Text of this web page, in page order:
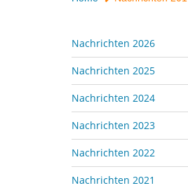
Nachrichten 2026
Nachrichten 2025
Nachrichten 2024
Nachrichten 2023
Nachrichten 2022
Nachrichten 2021